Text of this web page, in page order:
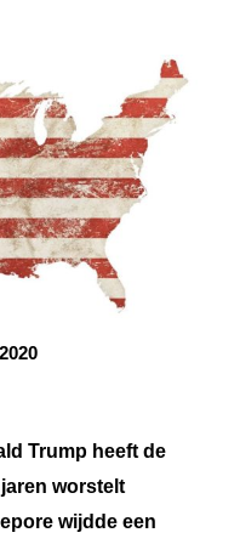
Trump heeft de
worstelt
wijdde een